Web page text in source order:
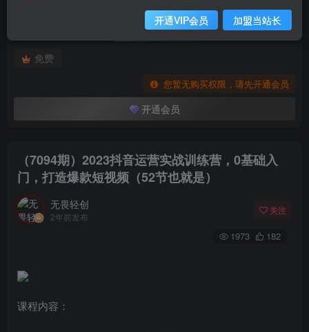
此内容为付费阅读，请付费后查看
会员专属资源
免费
您暂无购买权限，请先开通会员
开通会员
（7094期）2023抖音运营实战训练营，0基础入
门，打造爆款短视频（52节也就是）
无畏轻创
2年前发布
关注
1973 182
课程内容：
开通VIP会员 加盟当站长